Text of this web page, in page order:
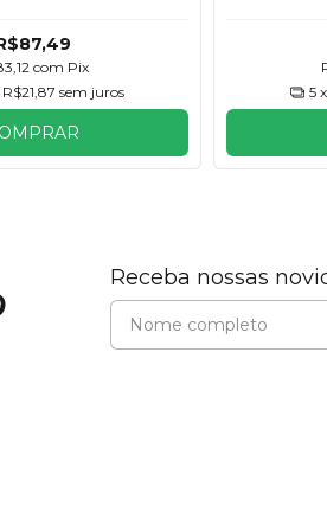
com Pix
R$21,87 sem juros
5
Receba nossas